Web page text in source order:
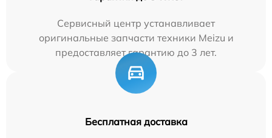
Сервисный центр устанавливает
оригинальные запчасти техники Meizu и
предоставляет гарантию до 3 лет.
Бесплатная доставка